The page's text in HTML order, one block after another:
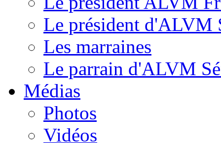
Le président d'ALVM
Les marraines
Le parrain d'ALVM
Médias
Photos
Vidéos